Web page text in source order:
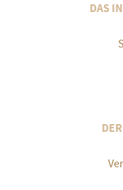
DAS